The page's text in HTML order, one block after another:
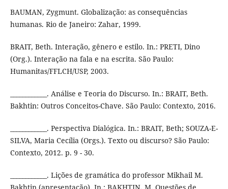
BAUMAN, Zygmunt. Globalização: as consequências
humanas. Rio de Janeiro: Zahar, 1999.
BRAIT, Beth. Interação, gênero e estilo. In.: PRETI, Dino
(Org.). Interação na fala e na escrita. São Paulo:
Humanitas/FFLCH/USP, 2003.
____________. Análise e Teoria do Discurso. In.: BRAIT, Beth.
Bakhtin: Outros Conceitos-Chave. São Paulo: Contexto, 2016.
____________. Perspectiva Dialógica. In.: BRAIT, Beth; SOUZA-E-
SILVA, Maria Cecília (Orgs.). Texto ou discurso? São Paulo:
Contexto, 2012. p. 9 - 30.
____________. Lições de gramática do professor Mikhail M.